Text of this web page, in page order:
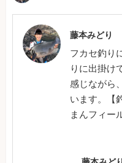
藤本みどり
フカセ釣り
りに出掛け
感じながら
います。【
まんフィー